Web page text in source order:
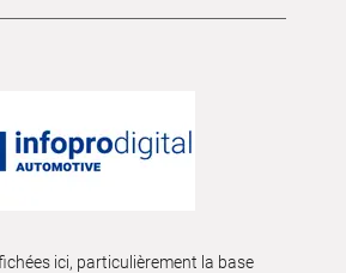
ici, particulièrement la base